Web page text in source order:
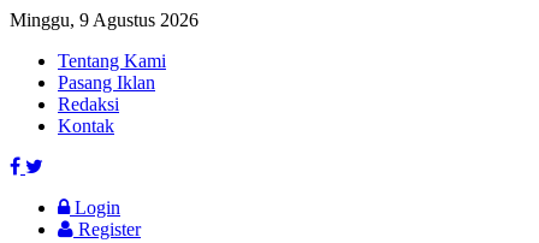
Minggu, 9 Agustus 2026
Tentang Kami
Pasang Iklan
Redaksi
Kontak
Login
Register